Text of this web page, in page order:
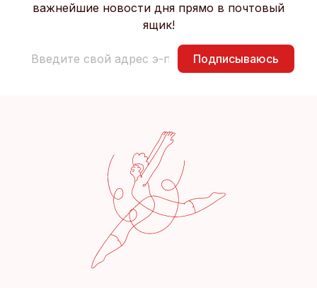
важнейшие новости дня прямо в почтовый
ящик!
Подписываюсь